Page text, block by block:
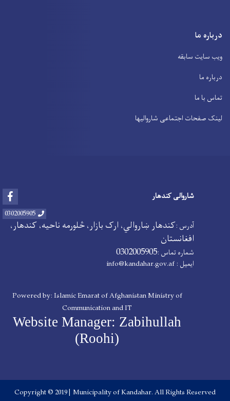
درباره ما
ویب سایت سابقه
درباره ما
تماس با ما
لینک صفحات اجتماعی شاروالیها
شاروالی کندهار
0302005905
آدرس :کندهار ښاروالي، ارک بازار، څلورمه ناحیه، کندهار،
افغانستان
شماره تماس :0302005905
ایمیل : info@kandahar.gov.af
Powered by: Islamic Emarat of Afghanistan Ministry of
Communication and IT
Website Manager: Zabihullah
(Roohi)
Copyright © 2019 | Municipality of Kandahar. All Rights Reserved